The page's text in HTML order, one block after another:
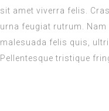
sit amet viverra felis.
urna feugiat rutrum.
malesuada felis quis,
Pellentesque tristique